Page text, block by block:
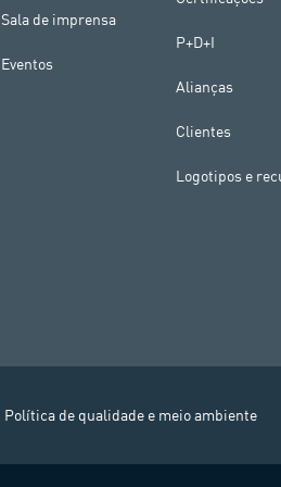
Sala de imprensa
Eventos
P+D+I
Alianças
Clientes
Logotipos e
Política de qualidade e meio ambiente